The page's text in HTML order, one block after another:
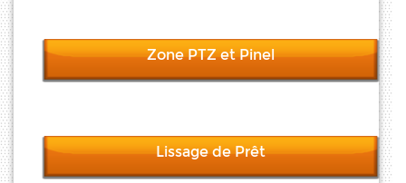
Zone PTZ et Pinel
Lissage de Prêt